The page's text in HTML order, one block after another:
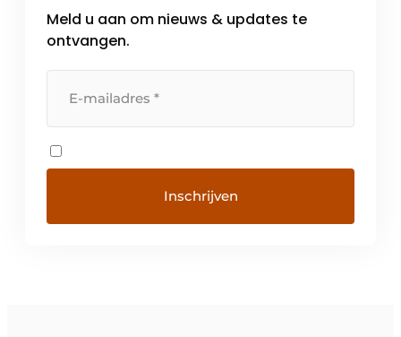
Meld u aan om nieuws & updates te
ontvangen.